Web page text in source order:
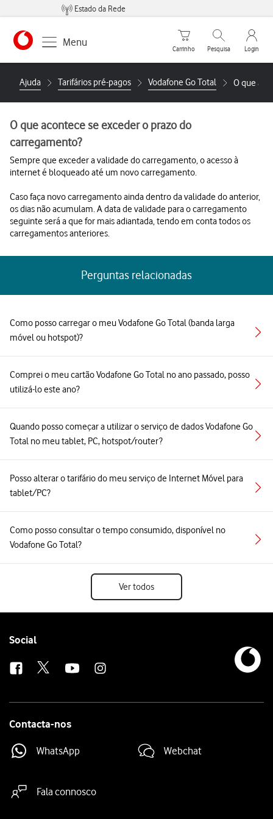
Estado da Rede
https://www.vodafone.pt
Menu
Carrinho de compras
Carrinho
Pesquisar
Pesquisa
My
Login
Ajuda Tarifários pré-pagos Vodafone Go Total O que
O que acontece se exceder o prazo do
carregamento?
Sempre que exceder a validade do carregamento, o acesso à
internet é bloqueado até um novo carregamento.
Caso faça novo carregamento ainda dentro da validade do anterior,
os dias não acumulam. A data de validade para o carregamento
seguinte será a que for mais adiantada, tendo em conta todos os
carregamentos anteriores.
Perguntas relacionadas
Como posso carregar o meu Vodafone Go Total (banda larga
móvel ou hotspot)?
Comprei o meu cartão Vodafone Go Total no ano passado, posso
utilizá-lo este ano?
Quando posso começar a utilizar o serviço de dados Vodafone Go
Total no meu tablet, PC, hotspot/router?
Posso alterar o tarifário do meu serviço de Internet Móvel para
tablet/PC?
Como posso consultar o tempo consumido, disponível no
Vodafone Go Total?
Ver todos
Follow
Social
Contacta-nos
WhatsApp Webchat
Fala connosco